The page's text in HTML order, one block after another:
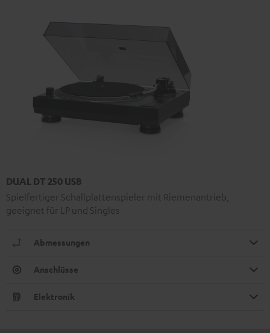
DUAL DT 250 USB
Spielfertiger Schallplattenspieler mit Riemenantrieb,
geeignet für LP und Singles
Abmessungen
Anschlüsse
Elektronik